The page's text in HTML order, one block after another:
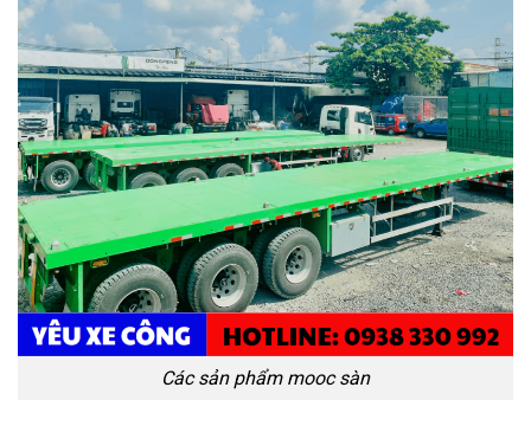
Các sản phẩm mooc sàn